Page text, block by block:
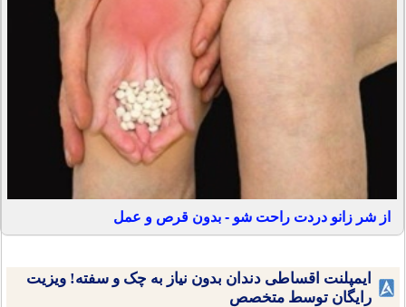
از شر زانو دردت راحت شو - بدون قرص و عمل
ایمپلنت اقساطی دندان بدون نیاز به چک و سفته! ویزیت
رایگان توسط متخصص